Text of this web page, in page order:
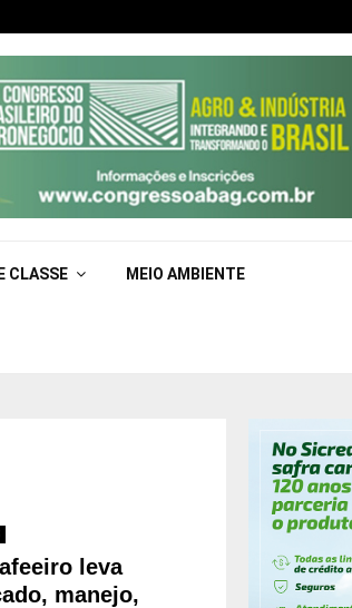
CLASSE MEIO AMBIENTE
leva
manejo,